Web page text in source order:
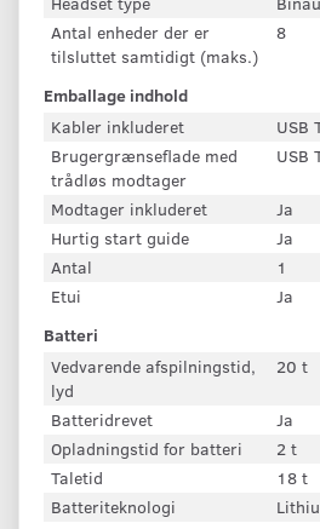
Antal enheder der er
tilsluttet samtidigt (maks.)
8
Emballage indhold
Kabler inkluderet
USB
Brugergrænseflade med
trådløs modtager
USB
Modtager inkluderet
Ja
Hurtig start guide
Ja
Antal
1
Etui
Ja
Batteri
Vedvarende afspilningstid,
lyd
20 t
Batteridrevet
Ja
Opladningstid for batteri
2 t
Taletid
18 t
Batteriteknologi